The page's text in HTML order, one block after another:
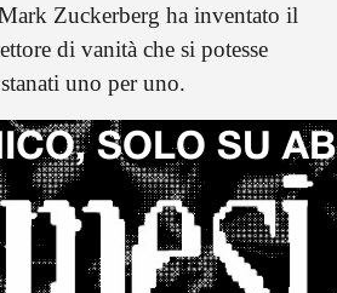
Zuckerberg ha inventato il
di vanità che si potesse
uno per uno.
SOLO SU